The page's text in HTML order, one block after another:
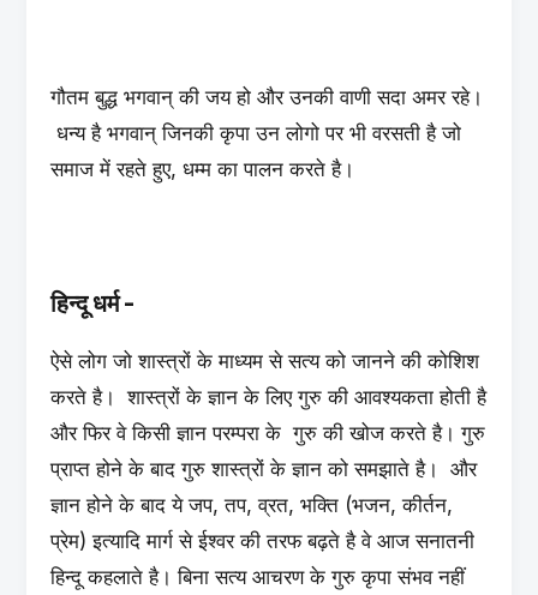
गौतम बुद्ध भगवान् की जय हो और उनकी वाणी सदा अमर रहे।
धन्य है भगवान् जिनकी कृपा उन लोगो पर भी वरसती है जो
समाज में रहते हुए, धम्म का पालन करते है।
हिन्दू धर्म -
ऐसे लोग जो शास्त्रों के माध्यम से सत्य को जानने की कोशिश
करते है। शास्त्रों के ज्ञान के लिए गुरु की आवश्यकता होती है
और फिर वे किसी ज्ञान परम्परा के गुरु की खोज करते है। गुरु
प्राप्त होने के बाद गुरु शास्त्रों के ज्ञान को समझाते है। और
ज्ञान होने के बाद ये जप, तप, व्रत, भक्ति (भजन, कीर्तन,
प्रेम) इत्यादि मार्ग से ईश्वर की तरफ बढ़ते है वे आज सनातनी
हिन्दू कहलाते है। बिना सत्य आचरण के गुरु कृपा संभव नहीं